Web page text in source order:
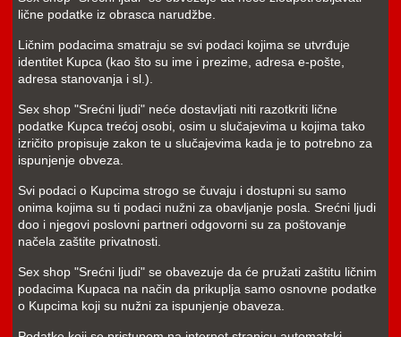
lične podatke iz obrasca narudžbe.
Ličnim podacima smatraju se svi podaci kojima se utvrđuje
identitet Kupca (kao što su ime i prezime, adresa e-pošte,
adresa stanovanja i sl.).
Sex shop "Srećni ljudi" neće dostavljati niti razotkriti lične
podatke Kupca trećoj osobi, osim u slučajevima u kojima tako
izričito propisuje zakon te u slučajevima kada je to potrebno za
ispunjenje obveza.
Svi podaci o Kupcima strogo se čuvaju i dostupni su samo
onima kojima su ti podaci nužni za obavljanje posla. Srećni ljudi
doo i njegovi poslovni partneri odgovorni su za poštovanje
načela zaštite privatnosti.
Sex shop "Srećni ljudi" se obavezuje da će pružati zaštitu ličnim
podacima Kupaca na način da prikuplja samo osnovne podatke
o Kupcima koji su nužni za ispunjenje obaveza.